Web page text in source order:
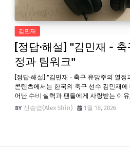
김민재
[정답·해설] "김민재 -
정과 팀워크"
[정답·해설] "김민재 - 축구 유망주의 열
콘텐츠에서는 한국의 축구 선수 김민재에
어난 수비 실력과 팬들에게 사랑받는 이
신승엽(Alex Shin)
1월 18, 2026